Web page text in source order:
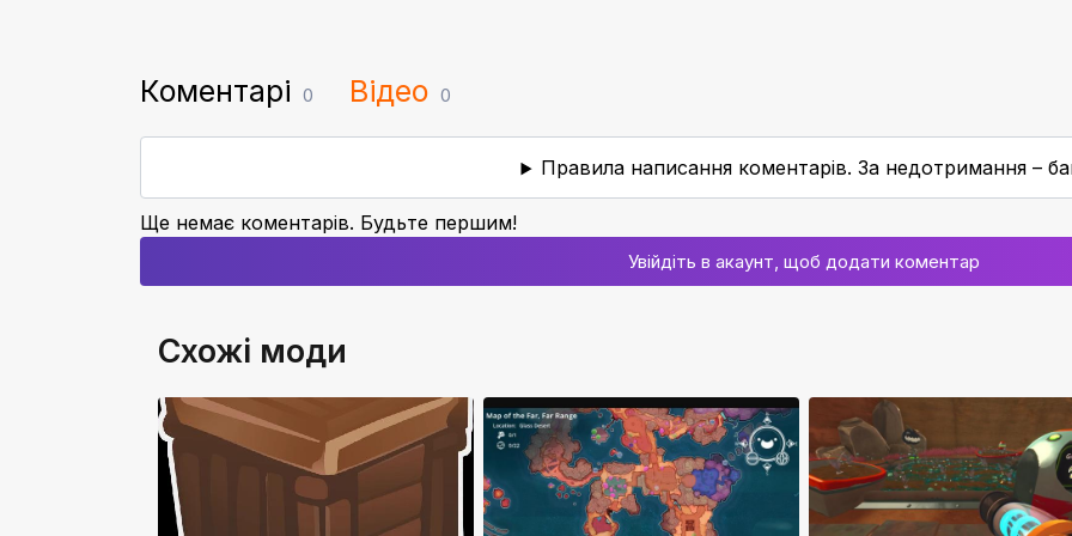
Коментарі 0 Відео 0
Правила написання коментарів. За недотримання –
Ще немає коментарів. Будьте першим!
Увійдіть в акаунт, щоб додати коментар
Схожі моди